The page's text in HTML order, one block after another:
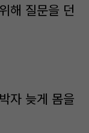
해 질문을 던
자 늦게 몸을